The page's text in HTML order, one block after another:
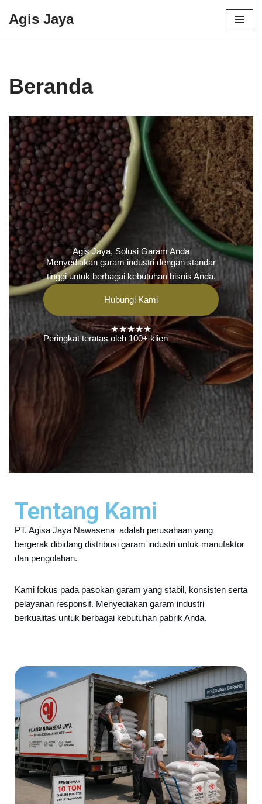
Agis Jaya
Beranda
Agis Jaya, Solusi Garam Anda
Menyediakan garam industri dengan standar
tinggi untuk berbagai kebutuhan bisnis Anda.
Hubungi Kami
★★★★★
Peringkat teratas oleh 100+ klien
Tentang Kami
PT. Agisa Jaya Nawasena adalah perusahaan yang
bergerak dibidang distribusi garam industri untuk manufaktor
dan pengolahan.
Kami fokus pada pasokan garam yang stabil, konsisten serta
pelayanan responsif. Menyediakan garam industri
berkualitas untuk berbagai kebutuhan pabrik Anda.